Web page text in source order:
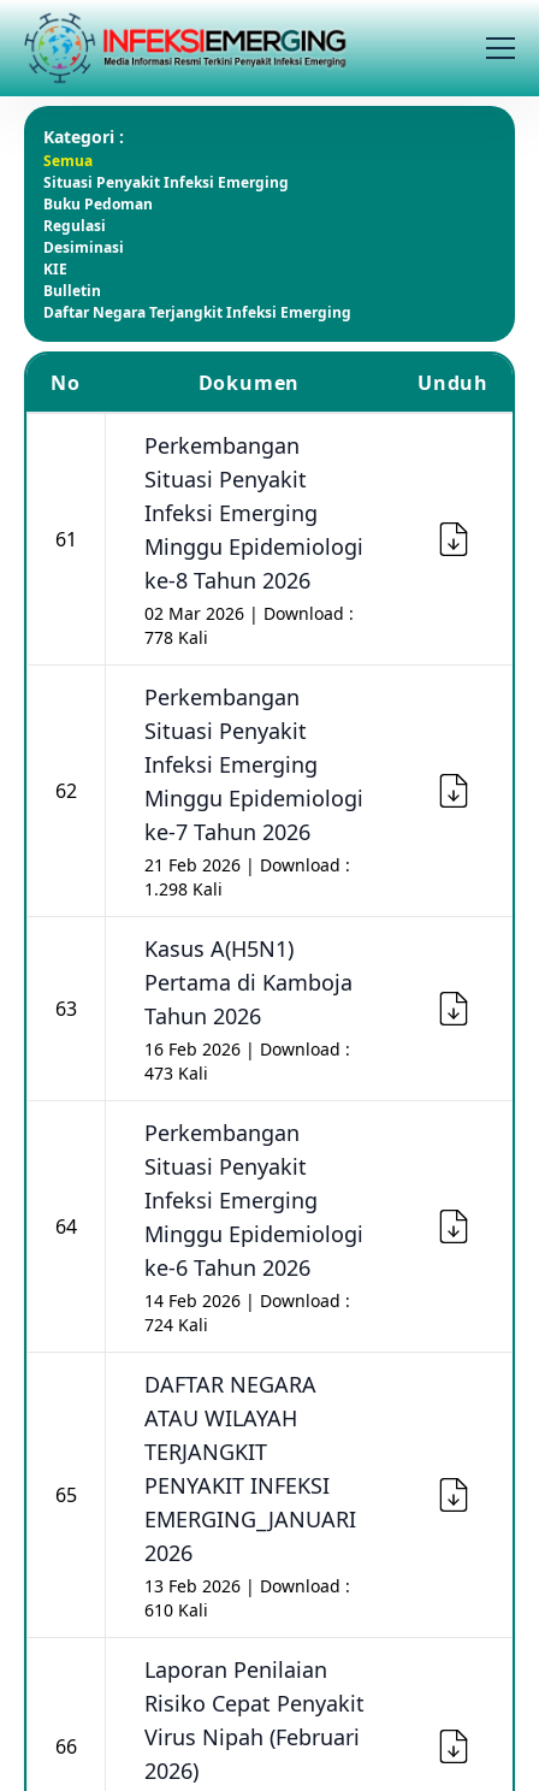
Kategori :
Semua
Situasi Penyakit Infeksi Emerging
Buku Pedoman
Regulasi
Desiminasi
KIE
Bulletin
Daftar Negara Terjangkit Infeksi Emerging
No Dokumen Unduh
61
Perkembangan
Situasi Penyakit
Infeksi Emerging
Minggu Epidemiologi
ke-8 Tahun 2026
02 Mar 2026 | Download :
778 Kali
62
Perkembangan
Situasi Penyakit
Infeksi Emerging
Minggu Epidemiologi
ke-7 Tahun 2026
21 Feb 2026 | Download :
1.298 Kali
63
Kasus A(H5N1)
Pertama di Kamboja
Tahun 2026
16 Feb 2026 | Download :
473 Kali
64
Perkembangan
Situasi Penyakit
Infeksi Emerging
Minggu Epidemiologi
ke-6 Tahun 2026
14 Feb 2026 | Download :
724 Kali
65
DAFTAR NEGARA
ATAU WILAYAH
TERJANGKIT
PENYAKIT INFEKSI
EMERGING_JANUARI
2026
13 Feb 2026 | Download :
610 Kali
66
Laporan Penilaian
Risiko Cepat Penyakit
Virus Nipah (Februari
2026)